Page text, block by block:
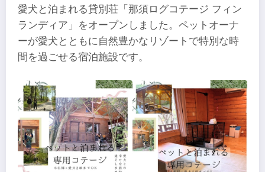
愛犬と泊まれる貸別荘「那須ログコテージ フィン
ランディア」をオープンしました。ペットオーナ
ーが愛犬とともに自然豊かなリゾートで特別な時
間を過ごせる宿泊施設です。